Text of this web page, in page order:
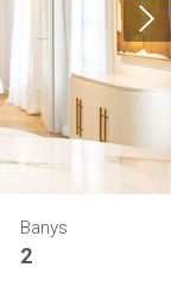
Banys
2